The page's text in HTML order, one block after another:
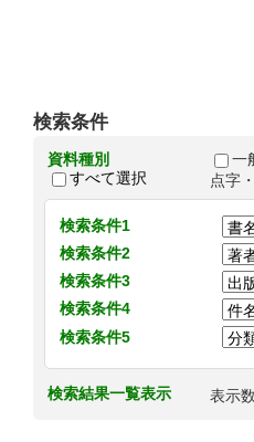
検索条件
資料種別
すべて選択
一
点字
検索条件1
検索条件2
検索条件3
検索条件4
検索条件5
検索結果一覧表示 表示数